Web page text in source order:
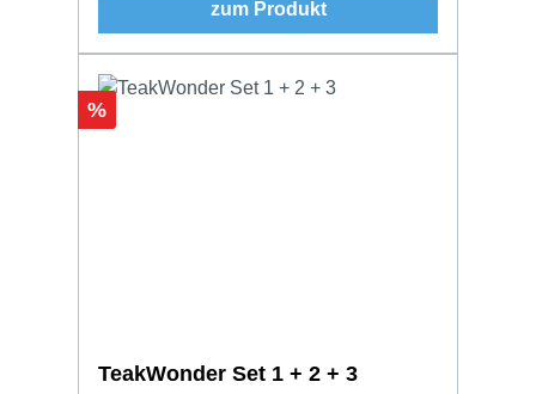
zum Produkt
Rabatt
%
TeakWonder Set 1 + 2 + 3